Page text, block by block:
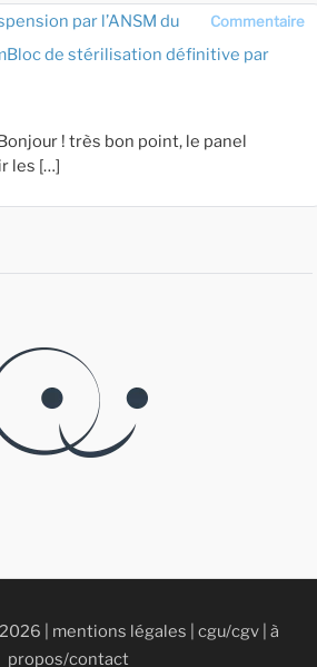
Commentaire
par l’ANSM du
de stérilisation définitive par
! très bon point, le panel
les […]
| mentions légales cgu/cgv à
propos/contact